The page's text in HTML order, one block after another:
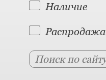
Наличие
Распродажа